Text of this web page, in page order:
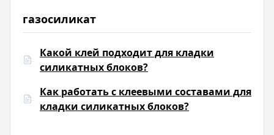
газосиликат
Какой клей подходит для кладки
силикатных блоков?
Как работать с клеевыми составами для
кладки силикатных блоков?